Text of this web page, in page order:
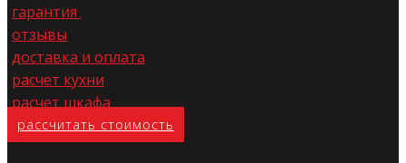
гарантия
отзывы
доставка и оплата
расчет кухни
расчет шкафа
расс​читать стоимость